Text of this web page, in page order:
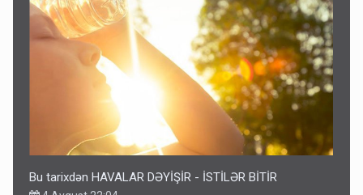
Bu tarixdən HAVALAR DƏYİŞİR - İSTİLƏR BİTİR